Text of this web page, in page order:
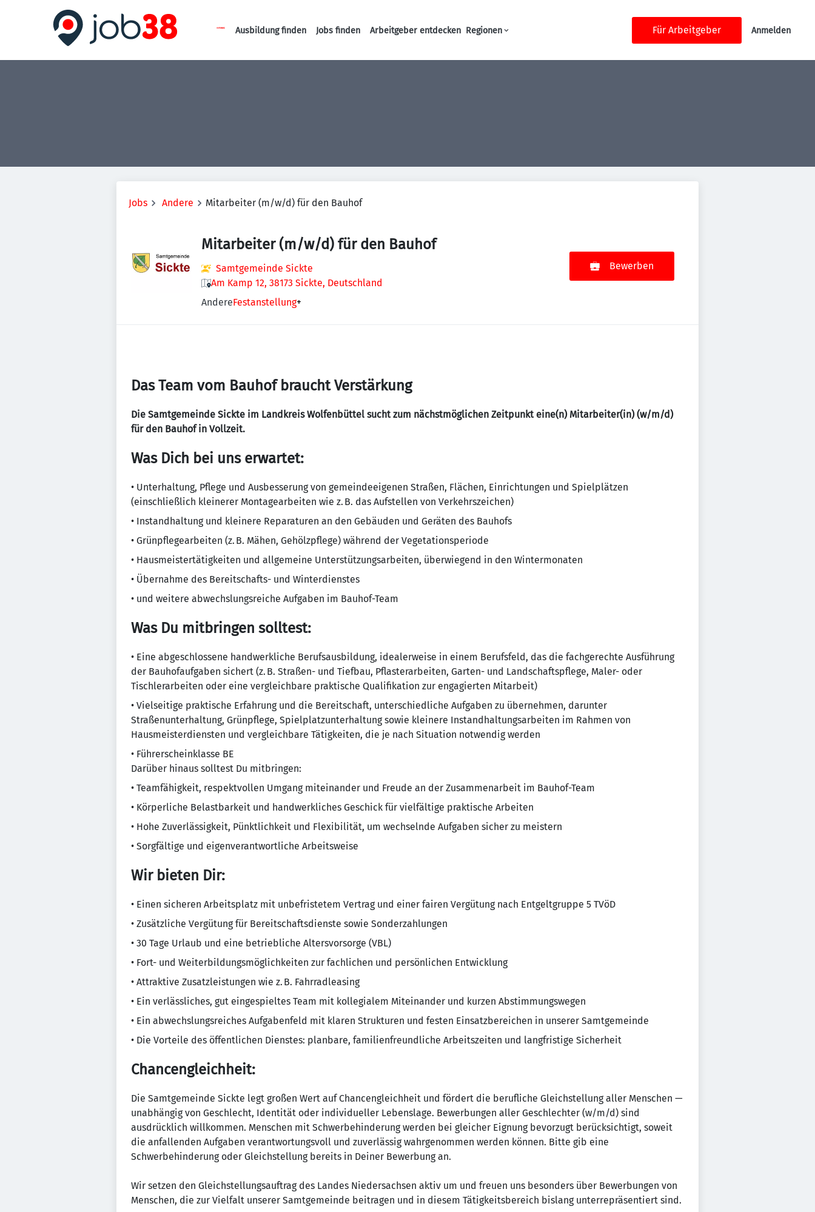
Haupt-Navigation
Ausbildung finden Jobs finden Arbeitgeber entdecken Regionen Für Arbeitgeber Anmelden
Jobs Andere Mitarbeiter (m/w/d) für den Bauhof
Mitarbeiter (m/w/d) für den Bauhof
Samtgemeinde Sickte
Am Kamp 12, 38173 Sickte, Deutschland
AndereFestanstellung+
Bewerben
Das Team vom Bauhof braucht Verstärkung
Die Samtgemeinde Sickte im Landkreis Wolfenbüttel sucht zum nächstmöglichen Zeitpunkt eine(n) Mitarbeiter(in) (w/m/d)
für den Bauhof in Vollzeit.
Was Dich bei uns erwartet:
• Unterhaltung, Pflege und Ausbesserung von gemeindeeigenen Straßen, Flächen, Einrichtungen und Spielplätzen
(einschließlich kleinerer Montagearbeiten wie z. B. das Aufstellen von Verkehrszeichen)
• Instandhaltung und kleinere Reparaturen an den Gebäuden und Geräten des Bauhofs
• Grünpflegearbeiten (z. B. Mähen, Gehölzpflege) während der Vegetationsperiode
• Hausmeistertätigkeiten und allgemeine Unterstützungsarbeiten, überwiegend in den Wintermonaten
• Übernahme des Bereitschafts- und Winterdienstes
• und weitere abwechslungsreiche Aufgaben im Bauhof-Team
Was Du mitbringen solltest:
• Eine abgeschlossene handwerkliche Berufsausbildung, idealerweise in einem Berufsfeld, das die fachgerechte Ausführung
der Bauhofaufgaben sichert (z. B. Straßen- und Tiefbau, Pflasterarbeiten, Garten- und Landschaftspflege, Maler- oder
Tischlerarbeiten oder eine vergleichbare praktische Qualifikation zur engagierten Mitarbeit)
• Vielseitige praktische Erfahrung und die Bereitschaft, unterschiedliche Aufgaben zu übernehmen, darunter
Straßenunterhaltung, Grünpflege, Spielplatzunterhaltung sowie kleinere Instandhaltungsarbeiten im Rahmen von
Hausmeisterdiensten und vergleichbare Tätigkeiten, die je nach Situation notwendig werden
• Führerscheinklasse BE
Darüber hinaus solltest Du mitbringen:
• Teamfähigkeit, respektvollen Umgang miteinander und Freude an der Zusammenarbeit im Bauhof-Team
• Körperliche Belastbarkeit und handwerkliches Geschick für vielfältige praktische Arbeiten
• Hohe Zuverlässigkeit, Pünktlichkeit und Flexibilität, um wechselnde Aufgaben sicher zu meistern
• Sorgfältige und eigenverantwortliche Arbeitsweise
Wir bieten Dir:
• Einen sicheren Arbeitsplatz mit unbefristetem Vertrag und einer fairen Vergütung nach Entgeltgruppe 5 TVöD
• Zusätzliche Vergütung für Bereitschaftsdienste sowie Sonderzahlungen
• 30 Tage Urlaub und eine betriebliche Altersvorsorge (VBL)
• Fort- und Weiterbildungsmöglichkeiten zur fachlichen und persönlichen Entwicklung
• Attraktive Zusatzleistungen wie z. B. Fahrradleasing
• Ein verlässliches, gut eingespieltes Team mit kollegialem Miteinander und kurzen Abstimmungswegen
• Ein abwechslungsreiches Aufgabenfeld mit klaren Strukturen und festen Einsatzbereichen in unserer Samtgemeinde
• Die Vorteile des öffentlichen Dienstes: planbare, familienfreundliche Arbeitszeiten und langfristige Sicherheit
Chancengleichheit:
Die Samtgemeinde Sickte legt großen Wert auf Chancengleichheit und fördert die berufliche Gleichstellung aller Menschen —
unabhängig von Geschlecht, Identität oder individueller Lebenslage. Bewerbungen aller Geschlechter (w/m/d) sind
ausdrücklich willkommen. Menschen mit Schwerbehinderung werden bei gleicher Eignung bevorzugt berücksichtigt, soweit
die anfallenden Aufgaben verantwortungsvoll und zuverlässig wahrgenommen werden können. Bitte gib eine
Schwerbehinderung oder Gleichstellung bereits in Deiner Bewerbung an.
Wir setzen den Gleichstellungsauftrag des Landes Niedersachsen aktiv um und freuen uns besonders über Bewerbungen von
Menschen, die zur Vielfalt unserer Samtgemeinde beitragen und in diesem Tätigkeitsbereich bislang unterrepräsentiert sind.